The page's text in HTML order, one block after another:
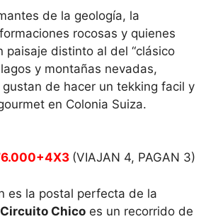
de la geología, la
rocosas y quienes
paisaje distinto al del “clásico
y montañas nevadas,
gustan de hacer un tekking facil y
en Colonia Suiza.
(VIAJAN 4, PAGAN 3)
es la postal perfecta de la
Circuito Chico es un recorrido de